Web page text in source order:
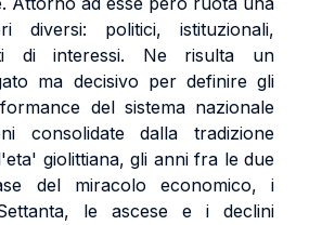
diversi: politici, istituzionali,
di interessi. Ne risulta un
ma decisivo per definire gli
del sistema nazionale
consolidate dalla tradizione
giolittiana, gli anni fra le due
del miracolo economico, i
le ascese e i declini